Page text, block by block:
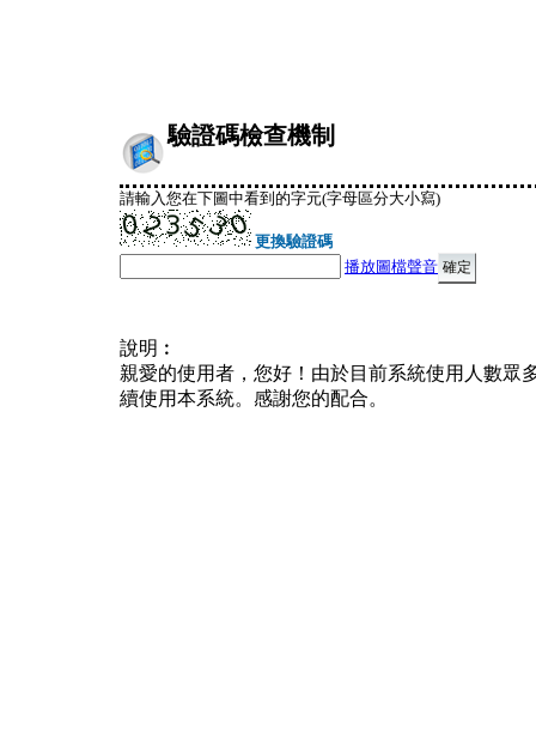
驗證碼檢查機制
請輸入您在下圖中看到的字元(字母區分大小寫)
更換驗證碼
播放圖檔聲音
說明︰
親愛的使用者，您好！由於目前系統使用人數眾
續使用本系統。感謝您的配合。